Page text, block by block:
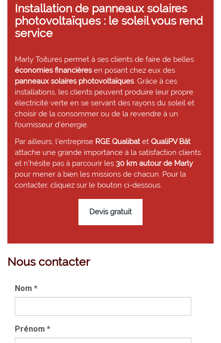
Installation de panneaux solaires
photovoltaïques : le soleil vous rend
service
Marly Toitures permet à ses clients de faire de belles
économies financièresen posant chez eux des
panneaux solaires photovoltaïques. Grâce à ces
installations, les clients peuvent produire leur propre
électricité verte en se servant des rayons du soleil et
choisir de la consommer ou de la revendre à un
fournisseur d’énergie.
Par ailleurs, l’entreprise RGE Qualibatet QualiPV Bât
attache une grande importance à la satisfaction clients
et n’hésite pas à parcourir les 30 km autour de Marly
pour mener à bien les missions de chacun. Pour la
contacter, cliquez sur le bouton ci-dessous.
Devis gratuit
Nous contacter
Nom *
Prénom *